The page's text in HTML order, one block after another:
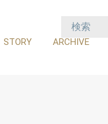
STORY ARCHIVE